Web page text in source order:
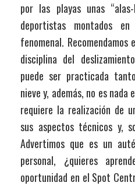
por las playas unas
deportistas montados
fenomenal.
disciplina del
puede ser practicada
nieve y, además, no es
requiere la realización de
sus aspectos técnicos y,
Advertimos que es un
personal, ¿quieres
oportunidad en el Spot